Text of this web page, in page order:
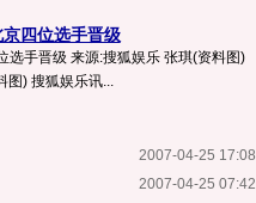
四位选手晋级
选手晋级 来源:搜狐娱乐 张琪(资料图)
图) 搜狐娱乐讯...
2007-04-25 17:08
2007-04-25 07:42